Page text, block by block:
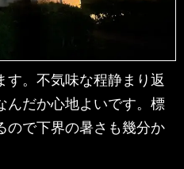
す。不気味な程静まり返
んだか心地よいです。標
ので下界の暑さも幾分か